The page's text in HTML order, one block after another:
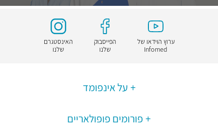
ערוץ הוידאו של
Infomed
הפייסבוק
שלנו
האינסטגרם
שלנו
על אינפומד
פורומים פופולאריים